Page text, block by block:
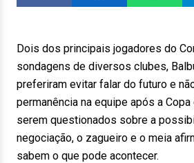
Dois dos principais jogadores do
sondagens de diversos clubes,
preferiram evitar falar do futuro e
permanência na equipe após a
serem questionados sobre a
negociação, o zagueiro e o meia
sabem o que pode acontecer.